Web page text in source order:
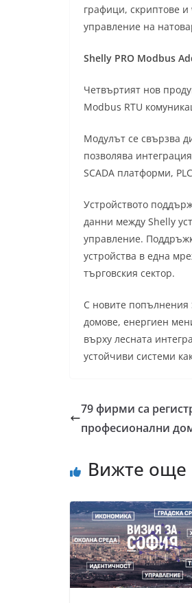
графици, скриптове
управление на
Shelly PRO Modbus
Четвъртият нов
Modbus RTU
Модулът се свързва
позволява
SCADA платформи,
Устройството
данни между Shelly
управление.
устройства в една
търговския сектор.
С новите попълнения
домове, енергиен
върху лесната
устойчиви системи
79 фирми са
професионални
Вижте още